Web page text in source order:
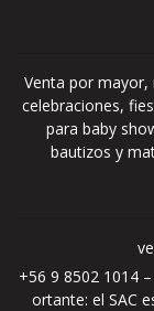
Venta por
celebraciones,
para baby
bautizos y
+56 9 8502 1014
ortante: el SAC